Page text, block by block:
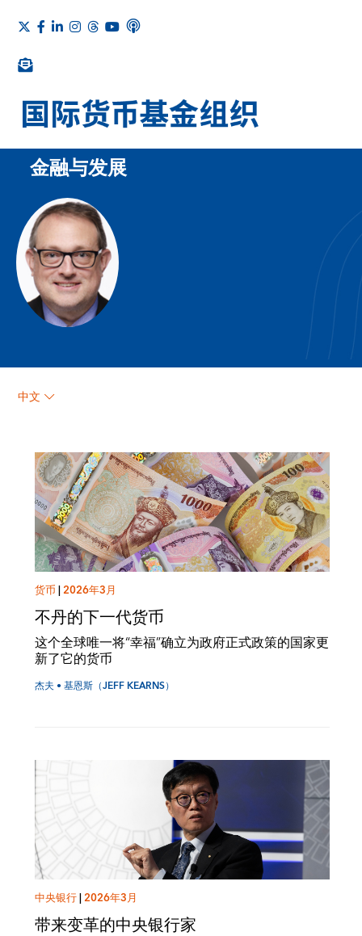
金融与发展
杰夫 • 基恩斯（Jeff
Kearns）
中文
货币|2026年3月
不丹的下一代货币
这个全球唯一将“幸福”确立为政府正式政策的国家更
新了它的货币
杰夫 • 基恩斯（JEFF KEARNS）
中央银行|2026年3月
带来变革的中央银行家